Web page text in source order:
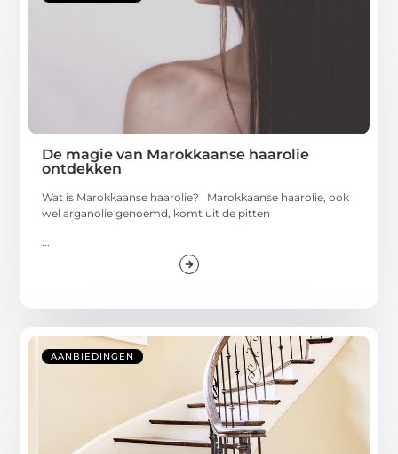
De magie van Marokkaanse haarolie
ontdekken
Wat is Marokkaanse haarolie? Marokkaanse haarolie, ook
wel arganolie genoemd, komt uit de pitten
...
AANBIEDINGEN